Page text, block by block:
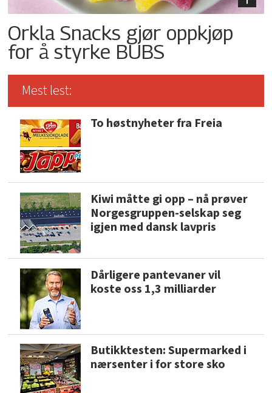
Orkla Snacks gjør oppkjøp
for å styrke BUBS
Mest lest:
To høstnyheter fra Freia
Kiwi måtte gi opp – nå prøver
Norgesgruppen-selskap seg
igjen med dansk lavpris
Dårligere pantevaner vil
koste oss 1,3 milliarder
Butikktesten: Supermarked i
nærsenter i for store sko